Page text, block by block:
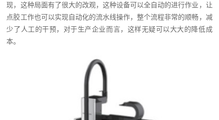
现，这种局面有了很大的改观，这种设备可以全自动的进行作业，让
点胶工作也可以实现自动化的流水线操作，整个流程非常的顺畅，减
少了人工的干预，对于生产企业而言，这样无疑可以大大的降低成
本。